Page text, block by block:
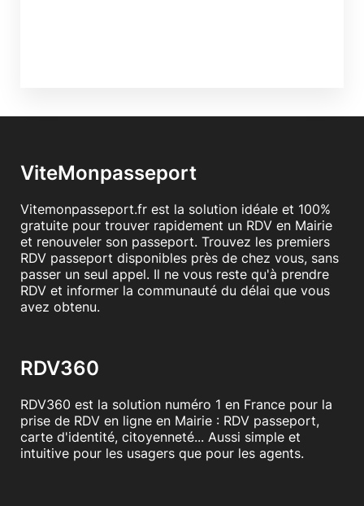
ViteMonpasseport
Vitemonpasseport.fr est la solution idéale et 100%
gratuite pour trouver rapidement un RDV en Mairie
et renouveler son passeport. Trouvez les premiers
RDV passeport disponibles près de chez vous, sans
passer un seul appel. Il ne vous reste qu'à prendre
RDV et informer la communauté du délai que vous
avez obtenu.
RDV360
RDV360 est la solution numéro 1 en France pour la
prise de RDV en ligne en Mairie : RDV passeport,
carte d'identité, citoyenneté... Aussi simple et
intuitive pour les usagers que pour les agents.